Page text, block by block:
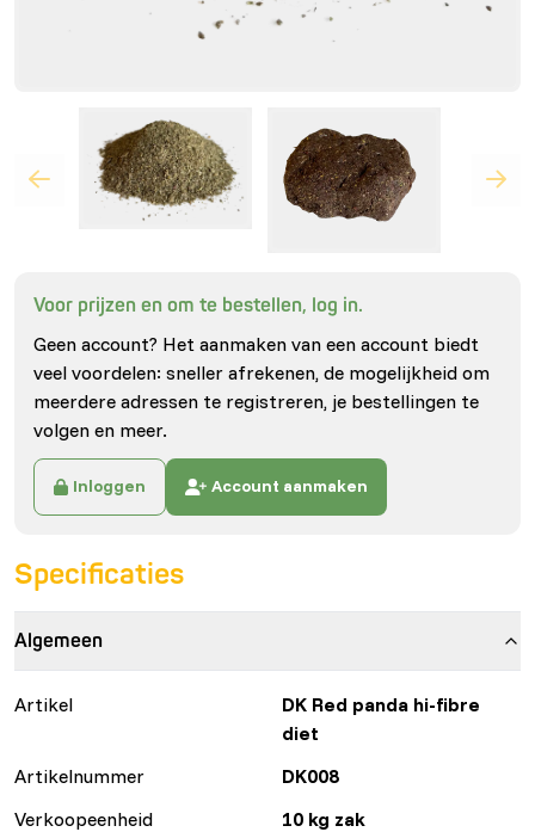
Voor prijzen en om te bestellen, log in.
Geen account? Het aanmaken van een account biedt
veel voordelen: sneller afrekenen, de mogelijkheid om
meerdere adressen te registreren, je bestellingen te
volgen en meer.
Inloggen Account aanmaken
Specificaties
Algemeen
Artikel
DK Red panda hi-fibre
diet
Artikelnummer
DK008
Verkoopeenheid
10 kg zak